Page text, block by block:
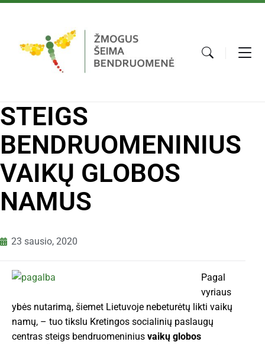
STEIGS
BENDRUOMENINIUS
VAIKŲ GLOBOS
NAMUS
23 sausio, 2020
Pagal
vyriaus
ybės nutarimą, šiemet Lietuvoje nebeturėtų likti vaikų
namų, – tuo tikslu Kretingos socialinių paslaugų
centras steigs bendruomeninius vaikų globos